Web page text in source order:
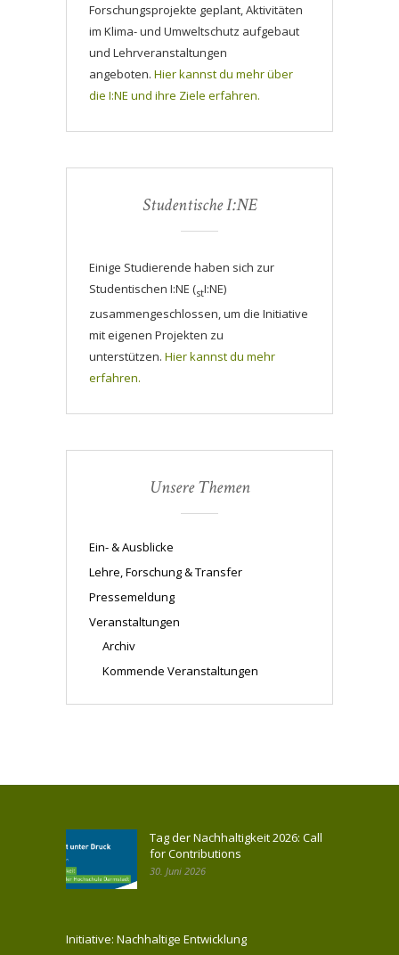
Forschungsprojekte geplant, Aktivitäten
im Klima- und Umweltschutz aufgebaut
und Lehrveranstaltungen
angeboten. Hier kannst du mehr über
die I:NE und ihre Ziele erfahren.
Studentische I:NE
Einige Studierende haben sich zur
Studentischen I:NE (stI:NE)
zusammengeschlossen, um die Initiative
mit eigenen Projekten zu
unterstützen. Hier kannst du mehr
erfahren.
Unsere Themen
Ein- & Ausblicke
Lehre, Forschung & Transfer
Pressemeldung
Veranstaltungen
Archiv
Kommende Veranstaltungen
Tag der Nachhaltigkeit 2026: Call
for Contributions
30. Juni 2026
Initiative: Nachhaltige Entwicklung